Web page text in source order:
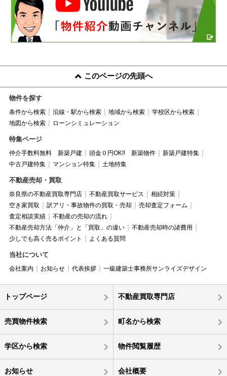
このページの先頭へ
物件を探す
条件から検索 沿線・駅から検索 地域から検索
学校区から検索
地図から検索
ローンシミュレーション
特集ページ
仲介手数料無料 新築戸建 頭金０円OK!! 新築物件
新築戸建特集
中古戸建特集
マンション特集 土地特集
不動産売却・買取
奈良県の不動産買取専門店 不動産買取サービス
相続対策
空き家買取
訳アリ・事故物件の買取・売却
売却査定フォーム
査定相談実績
不動産の売却の流れ
不動産売却方法「仲介」と「買取」の違い
不動産売却時の諸費用
少しでも高く売るポイント
よくある質問
当社について
会社案内 お知らせ 代表挨拶 一級建築士事務所サンライズデザイン
トップページ 不動産買取専門店
売買物件検索 町名から検索
学区から検索 物件閲覧履歴
お知らせ 会社概要